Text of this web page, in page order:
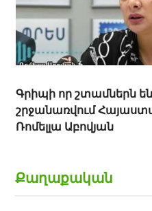
Գրիպի որ շտամներն
շրջանառվում
Ռոմելլա Աբովյան
Քաղաքական